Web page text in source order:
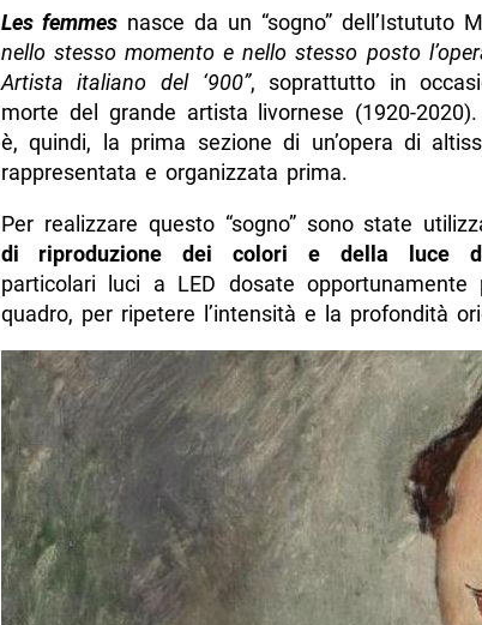
Les femmes nasce da un “sogno” dell’Istututo
nello stesso momento e nello stesso posto
Artista italiano del ‘900”, soprattutto in
morte del grande artista livornese (1920-2020).
è, quindi, la prima sezione di un’opera di
rappresentata e organizzata prima.
Per realizzare questo “sogno” sono state
di riproduzione dei colori e della luce
particolari luci a LED dosate
quadro, per ripetere l’intensità e la profondità